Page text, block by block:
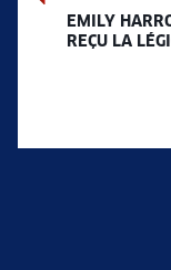
EMILY
REÇU LA